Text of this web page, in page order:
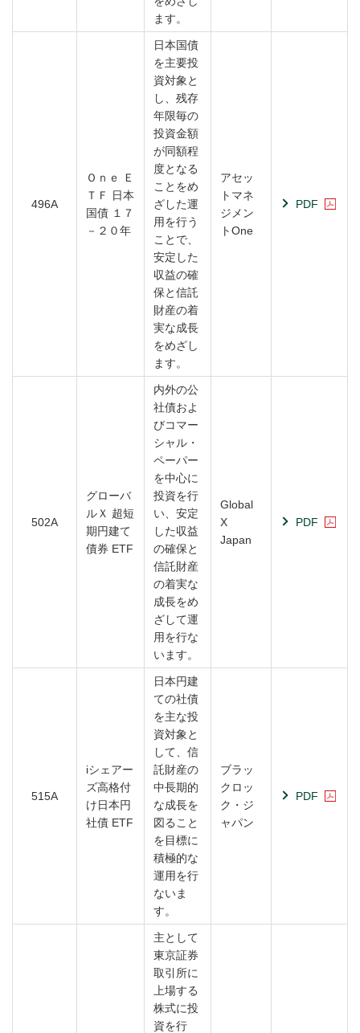
ます。
496A
Ｏｎｅ Ｅ
ＴＦ 日本
国債 １７
－２０年
日本国債
を主要投
資対象と
し、残存
年限毎の
投資金額
が同額程
度となる
ことをめ
ざした運
用を行う
ことで、
安定した
収益の確
保と信託
財産の着
実な成長
をめざし
ます。
アセッ
トマネ
ジメン
トOne
PDF
502A
グローバ
ルＸ 超短
期円建て
債券 ETF
内外の公
社債およ
びコマー
シャル・
ペーパー
を中心に
投資を行
い、安定
した収益
の確保と
信託財産
の着実な
成長をめ
ざして運
用を行な
います。
Global
X
Japan
PDF
515A
iシェアー
ズ高格付
け日本円
社債 ETF
日本円建
ての社債
を主な投
資対象と
して、信
託財産の
中長期的
な成長を
図ること
を目標に
積極的な
運用を行
ないま
す。
ブラッ
クロッ
ク・ジ
ャパン
PDF
主として
東京証券
取引所に
上場する
株式に投
資を行